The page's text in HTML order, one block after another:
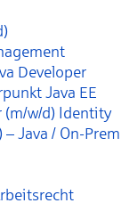
Developer
Java EE
(m/w/d) Identity
Java / On-Prem